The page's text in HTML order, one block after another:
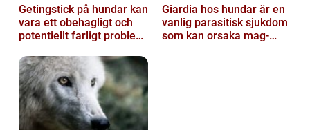
Getingstick på hundar kan
vara ett obehagligt och
potentiellt farligt problem
Giardia hos hundar är en
vanlig parasitisk sjukdom
som kan orsaka mag-